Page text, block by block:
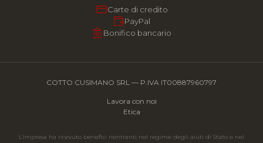
Carte di credito
PayPal
Bonifico bancario
COTTO CUSIMANO SRL — P.IVA IT00887960797
Lavora con noi
Etica
L'impresa ha ricevuto benefici rientranti nel regime degli aiuti di Stato e nel